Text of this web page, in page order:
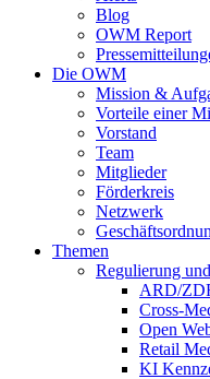
Blog
OWM Report
Die OWM
Mission &
Vorteile einer
Vorstand
Team
Mitglieder
Förderkreis
Netzwerk
Themen
Regulierung
ARD/
Cross-
Open
Retail
KI